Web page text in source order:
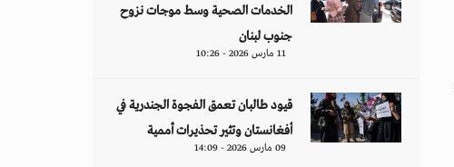
الخدمات الصحية وسط موجات نزوح
جنوب لبنان
11 مارس 2026 - 10:26
قيود طالبان تعمق الفجوة الجندرية في
أفغانستان وتثير تحذيرات أممية
09 مارس 2026 - 14:09